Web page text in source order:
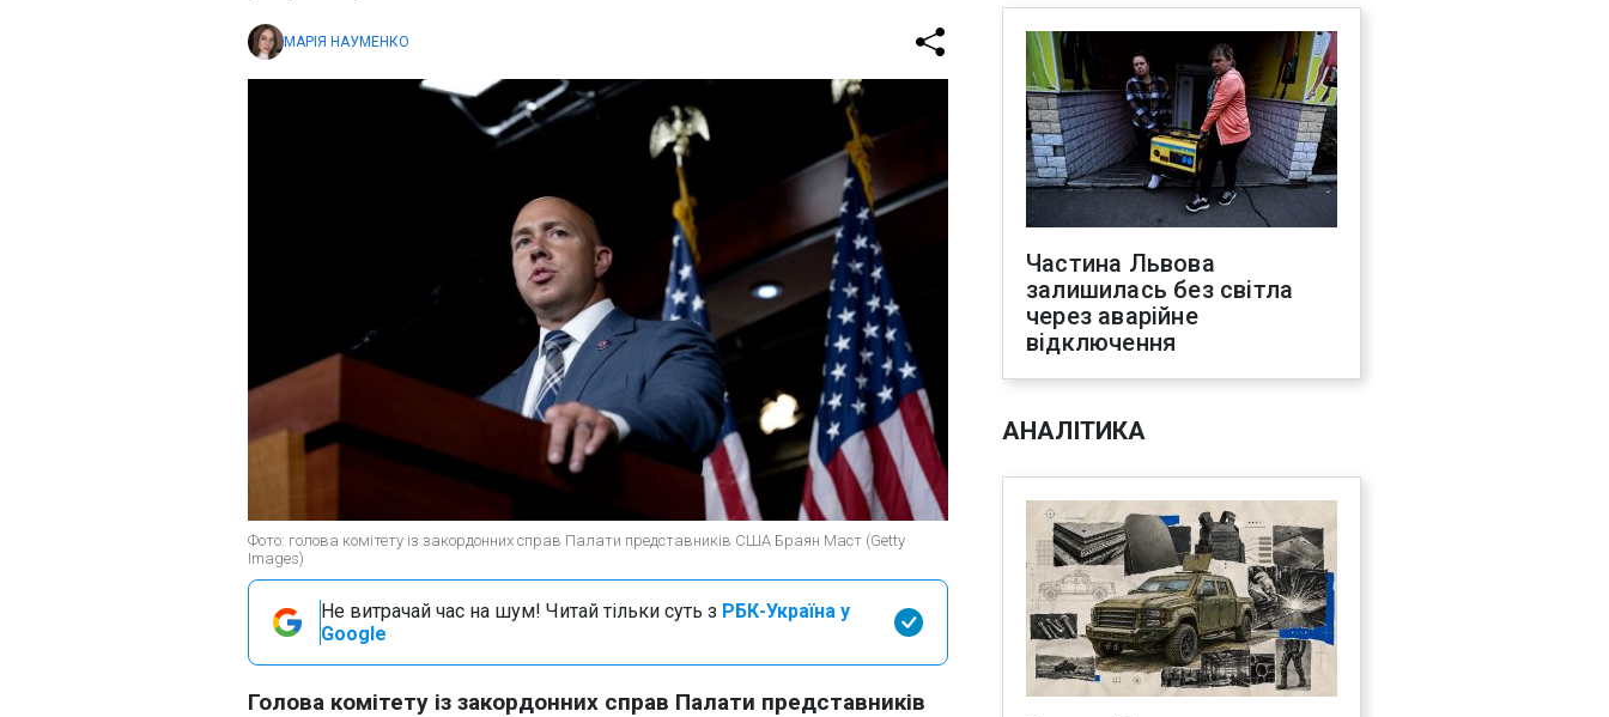
МАРІЯ НАУМЕНКО
Фото: голова комітету із закордонних справ Палати представників США Браян Маст (Getty
Images)
Не витрачай час на шум! Читай тільки суть з РБК-Україна у
Google
Голова комітету із закордонних справ Палати представників
Частина Львова
залишилась без світла
через аварійне
відключення
АНАЛІТИКА